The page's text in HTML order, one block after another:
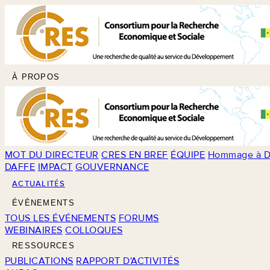
À PROPOS
MOT DU DIRECTEUR CRES EN BREF ÉQUIPE Hommage à
DAFFE IMPACT GOUVERNANCE
ACTUALITÉS
ÉVÉNEMENTS
TOUS LES ÉVÉNEMENTS FORUMS
WEBINAIRES COLLOQUES
RESSOURCES
PUBLICATIONS RAPPORT D'ACTIVITÉS